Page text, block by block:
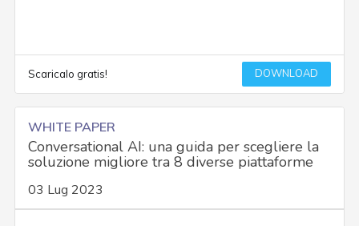
Scaricalo gratis! DOWNLOAD
WHITE PAPER
Conversational AI: una guida per scegliere la
soluzione migliore tra 8 diverse piattaforme
03 Lug 2023